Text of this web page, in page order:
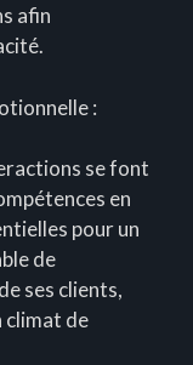
afin
:
se font
en
pour un
de
ses clients,
climat de